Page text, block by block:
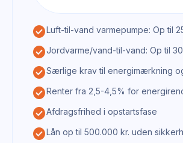
check_circleLuft-til-vand varmepumpe: Op til
check_circleJordvarme/vand-til-vand: Op til
check_circleSærlige krav til energimærkning
check_circleRenter fra 2,5-4,5% for
check_circleAfdragsfrihed i opstartsfase
check_circleLån op til 500.000 kr. uden